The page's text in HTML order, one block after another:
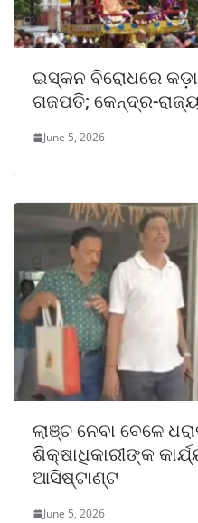
ଇସ୍କନ ବିରୋଧରେ କଡ଼ା
ଗଜପତି; କେନ୍ଦ୍ର-
June 5, 2026
ଲାଞ୍ଚ ନେବା ବେଳେ
ଶିକ୍ଷାଧିକାରୀଙ୍କ
ଆସିଷ୍ଟାଣ୍ଟ
June 5, 2026